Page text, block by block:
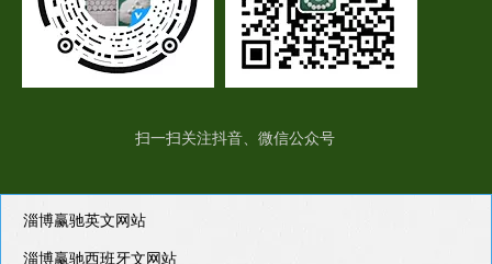
扫一扫关注抖音、微信公众号
淄博赢驰英文网站
淄博赢驰西班牙文网站